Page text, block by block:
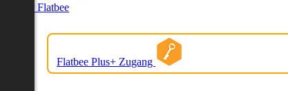
Über Flatbee
Flatbee Plus+ Zugang